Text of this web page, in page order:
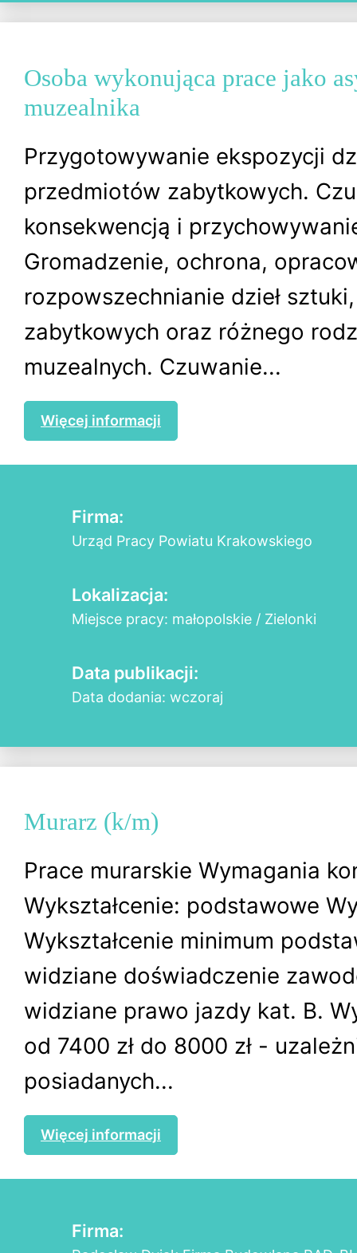
Osoba wykonująca prace jako
muzealnika
Przygotowywanie ekspozycji
przedmiotów zabytkowych.
konsekwencją i
Gromadzenie, ochrona,
rozpowszechnianie dzieł
zabytkowych oraz różnego
muzealnych. Czuwanie...
Więcej informacji
Firma:
Urząd Pracy Powiatu Krakowskiego
Lokalizacja:
Miejsce pracy: małopolskie / Zielonki
Data publikacji:
Data dodania: wczoraj
Murarz (k/m)
Prace murarskie Wymagania
Wykształcenie: podstawowe
Wykształcenie minimum
widziane doświadczenie
widziane prawo jazdy kat. B.
od 7400 zł do 8000 zł -
posiadanych...
Więcej informacji
Firma: